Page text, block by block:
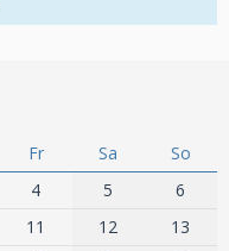
Fr Sa
So
4 5
6
11 12
13